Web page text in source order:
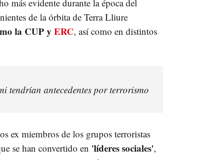
más evidente durante la época del
de la órbita de Terra Lliure
la CUP y ERC, así como en distintos
tendrían antecedentes por terrorismo
ex miembros de los grupos terroristas
se han convertido en 'líderes sociales',